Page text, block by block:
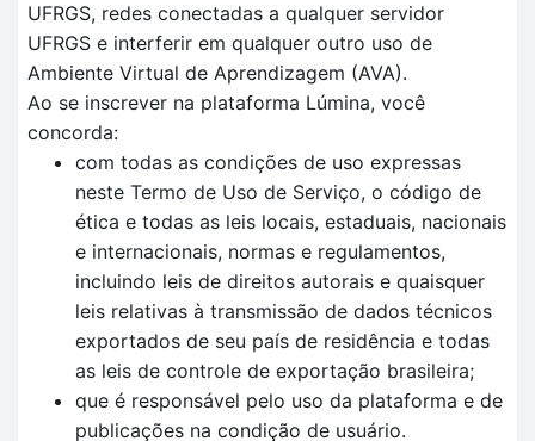
UFRGS, redes conectadas a qualquer servidor
UFRGS e interferir em qualquer outro uso de
Ambiente Virtual de Aprendizagem (AVA).
Ao se inscrever na plataforma Lúmina, você
concorda:
com todas as condições de uso expressas
neste Termo de Uso de Serviço, o código de
ética e todas as leis locais, estaduais, nacionais
e internacionais, normas e regulamentos,
incluindo leis de direitos autorais e quaisquer
leis relativas à transmissão de dados técnicos
exportados de seu país de residência e todas
as leis de controle de exportação brasileira;
que é responsável pelo uso da plataforma e de
publicações na condição de usuário.